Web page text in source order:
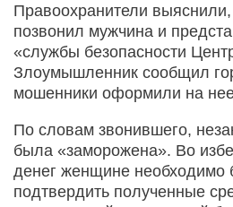
Правоохранители
позвонил мужчина и
«службы безопасности
Злоумышленник сообщил
мошенники оформили на
По словам звонившего,
была «заморожена». Во
денег женщине необходимо
подтвердить полученные